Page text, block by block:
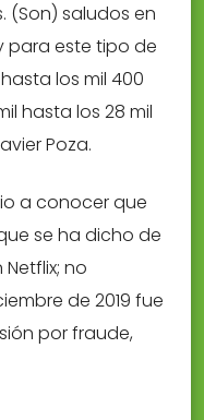
(Son) saludos en
para este tipo de
los mil 400
hasta los 28 mil
Poza.
a conocer que
se ha dicho de
no
de 2019 fue
por fraude,